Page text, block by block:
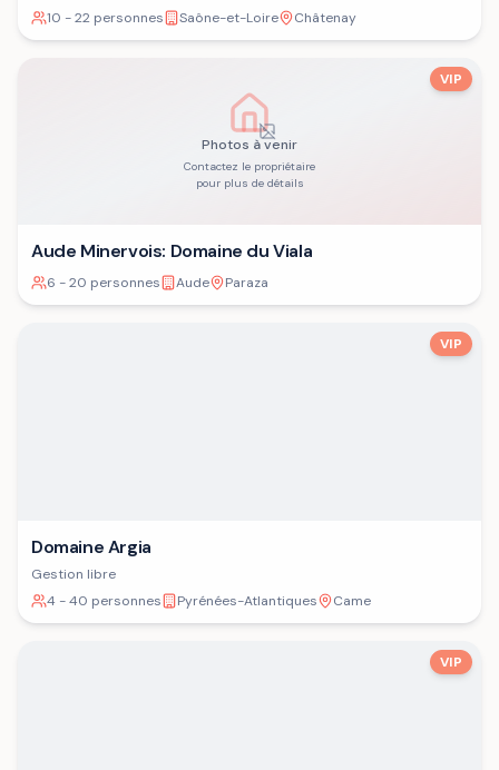
10 - 22 personnes
Saône-et-Loire Châtenay
Photos à venir
Contactez le propriétaire
pour plus de détails
VIP
Aude Minervois: Domaine du Viala
6 - 20 personnes Aude Paraza
VIP
Domaine Argia
Gestion libre
4 - 40 personnes
Pyrénées-Atlantiques Came
VIP